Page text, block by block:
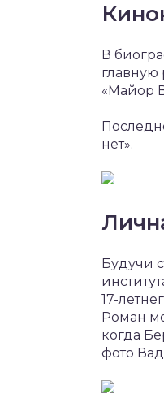
В
главную
«Майор
нет».
Будучи
17-
Роман
когда
фото